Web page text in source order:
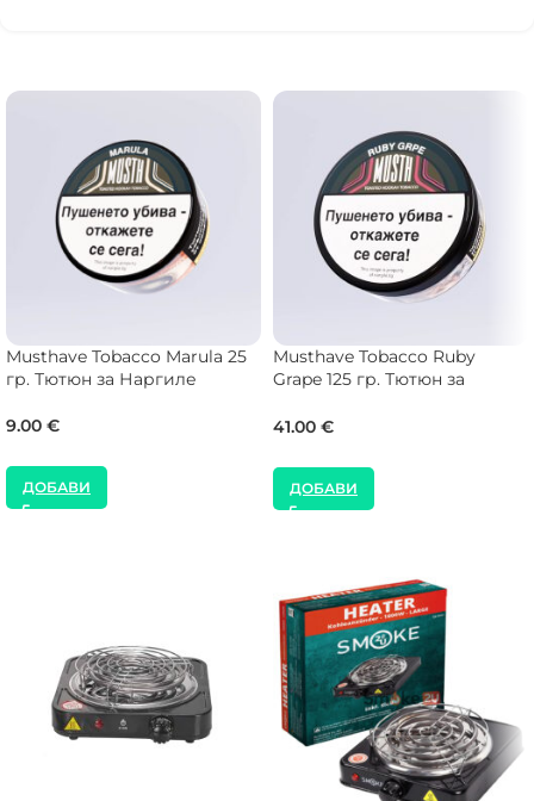
Musthave Tobacco Marula 25
гр. Тютюн за Наргиле
9.00 €
ДОБАВИ
Musthave Tobacco Ruby
Grape 125 гр. Тютюн за
41.00 €
ДОБАВИ